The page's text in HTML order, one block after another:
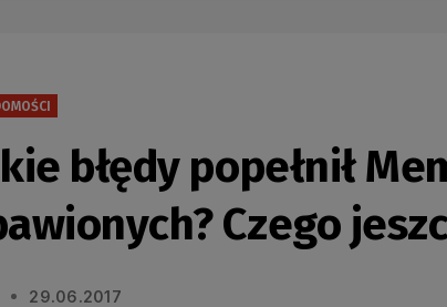
błędy popełnił
Czego
29.06.2017